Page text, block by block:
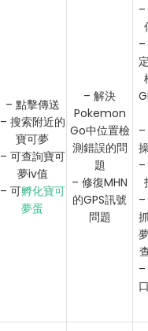
– 點擊傳送
– 搜索附近的
寶可夢
– 可查詢寶可
夢iv值
– 可孵化寶可
夢蛋
– 解決
Pokemon
Go中位置檢
測錯誤的問
題
– 修復MHN
的GPS訊號
問題